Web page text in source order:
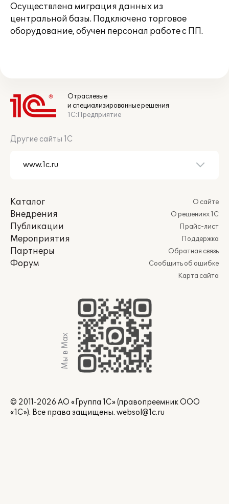
Осуществлена миграция данных из
центральной базы. Подключено торговое
оборудование, обучен персонал работе с ПП.
Отраслевые
и специализированные решения
1С:Предприятие
Другие сайты 1С
Каталог
Внедрения
Публикации
Мероприятия
Партнеры
Форум
О сайте
О решениях 1С
Прайс-лист
Поддержка
Обратная связь
Сообщить об ошибке
Карта сайта
Мы в Max
© 2011-2026 АО «Группа 1С» (правопреемник ООО
«1С»). Все права защищены. websol@1c.ru